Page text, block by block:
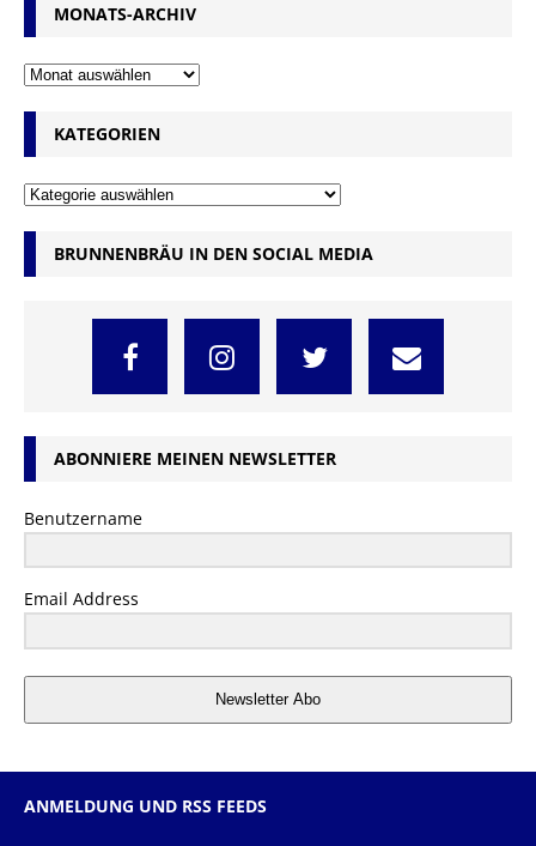
MONATS-ARCHIV
KATEGORIEN
BRUNNENBRÄU IN DEN SOCIAL MEDIA
ABONNIERE MEINEN NEWSLETTER
Benutzername
Email Address
Newsletter Abo
ANMELDUNG UND RSS FEEDS